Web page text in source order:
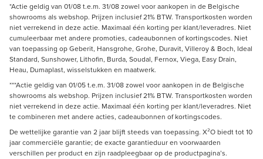
*Actie geldig van 01/08 t.e.m. 31/08 zowel voor aankopen in de Belgische
showrooms als webshop. Prijzen inclusief 21% BTW. Transportkosten worden
niet verrekend in deze actie. Maximaal één korting per klant/leveradres. Niet
cumuleerbaar met andere promoties, cadeaubonnen of kortingscodes. Niet
van toepassing op Geberit, Hansgrohe, Grohe, Duravit, Villeroy & Boch, Ideal
Standard, Sunshower, Lithofin, Burda, Soudal, Fernox, Viega, Easy Drain,
Heau, Dumaplast, wisselstukken en maatwerk.
***Actie geldig van 01/05 t.e.m. 31/08 zowel voor aankopen in de Belgische
showrooms als webshop. Prijzen inclusief 21% BTW. Transportkosten worden
niet verrekend in deze actie. Maximaal één korting per klant/leveradres. Niet
te combineren met andere acties, cadeaubonnen of kortingscodes.
De wettelijke garantie van 2 jaar blijft steeds van toepassing. X²O biedt tot 10
jaar commerciële garantie; de exacte garantieduur en voorwaarden
verschillen per product en zijn raadpleegbaar op de productpagina’s.